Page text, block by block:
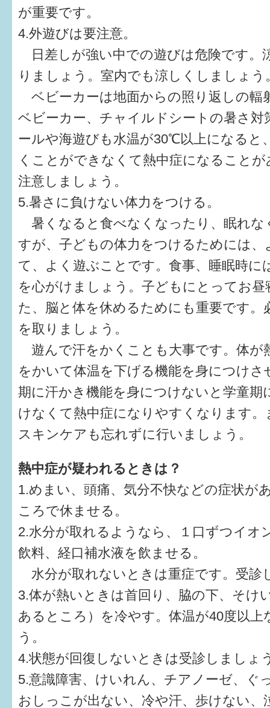
が重要です。
4.外遊びは要注意。
日差しが強い中での遊びは危険です。
りましょう。室内でも涼しくしましょう
ベビーカーは地面からの照り返しの輻
ベビーカー、チャイルドシートの暑さ対
ールや海遊びも水温が30℃以上になると
くことができなくて熱中症になること
注意しましょう。
5.暑さに負けない体力をつける。
暑くなると食べなくなったり、眠れな
すが、子どもの体力をつけるためには、
て、よく遊ぶことです。食事、睡眠時に
を心がけましょう。子どもにとってお昼
た、脳と体を休めるためにも重要です。
を取りましょう。
遊んで汗をかくことも大事です。体が
をかいて体温を下げる機能を身につけさ
期に汗かき機能を身につけないと学童期
けなくて熱中症になりやすくなります。
スキンケアも忘れずに行いましょう。
熱中症が疑われるときは？
1.めまい、頭痛、気分不快などの症状が
ころで休ませる。
2.水分が取れるようなら、１口ずつイオ
飲料、経口補水液を飲ませる。
水分が取れないときは重症です。受診
3.体が熱いときは首回り、脇の下、そけ
あるところ）を冷やす。体温が40度以上
う。
4.状態が回復しないときは受診しましょ
5.意識障害、けいれん、チアノーゼ、ぐ
おしっこが出ない、冷や汗、歩けない、